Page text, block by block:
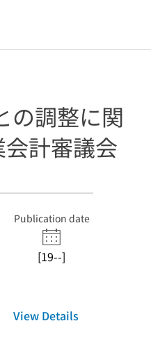
の調整に関
計審議会
Publication date
[19--]
View Details